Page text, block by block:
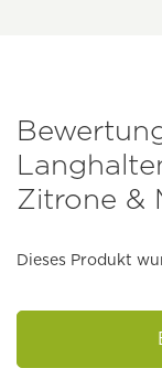
Zitrone &
Dieses Produkt